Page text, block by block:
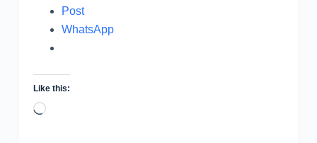
Post
WhatsApp
Like this:
Loading…